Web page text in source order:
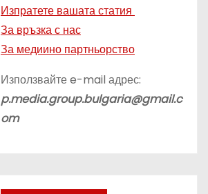
Изпратете вашата статия
За връзка с нас
За медиино партньорство
Използвайте e-mail адрес:
p.media.group.bulgaria@gmail.c
om